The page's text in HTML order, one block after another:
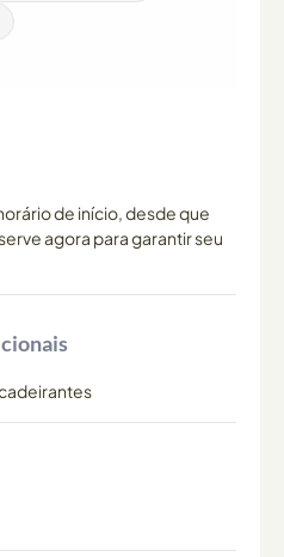
de início, desde que
agora para garantir seu